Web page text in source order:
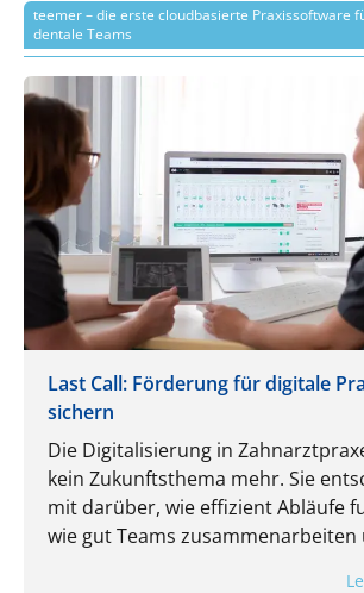
teemer – die erste cloudbasierte Praxissoftware
dentale Teams
Last Call: Förderung für digitale
sichern
Die Digitalisierung in
kein Zukunftsthema mehr. Sie
mit darüber, wie effizient Abläufe
wie gut Teams zusammenarbeiten